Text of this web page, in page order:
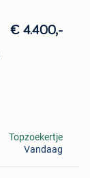
€ 4.400,-
Topzoekertje
Vandaag